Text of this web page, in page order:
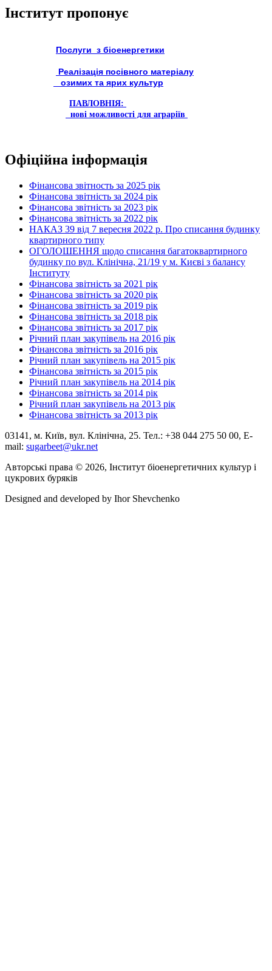
Інститут пропонує
Послуги з біоенергетики
Реалізація посівного матеріалу
озимих та ярих культур
ПАВЛОВНІЯ:
нові можливості для аграріїв
Офіційна інформація
Фінансова звітность за 2025 рік
Фінансова звітність за 2024 рік
Фінансова звітність за 2023 рік
Фінансова звітність за 2022 рік
НАКАЗ 39 від 7 вересня 2022 р. Про списання будинку
квартирного типу
ОГОЛОШЕННЯ щодо списання багатоквартирного
будинку по вул. Клінічна, 21/19 у м. Києві з балансу
Інституту
Фінансова звітність за 2021 рік
Фінансова звітність за 2020 рік
Фінансова звітність за 2019 рік
Фінансова звітність за 2018 рік
Фінансова звітність за 2017 рік
Річний план закупівель на 2016 рік
Фінансова звітність за 2016 рік
Річний план закупівель на 2015 рік
Фінансова звітність за 2015 рік
Річний план закупівель на 2014 рік
Фінансова звітність за 2014 рік
Річний план закупівель на 2013 рік
Фінансова звітність за 2013 рік
03141, м. Київ, вул. Клінічна, 25. Тел.: +38 044 275 50 00, E-
mail: sugarbeet@ukr.net
Авторські права © 2026, Інститут біоенергетичних культур і
цукрових буряків
Designed and developed by Ihor Shevchenko